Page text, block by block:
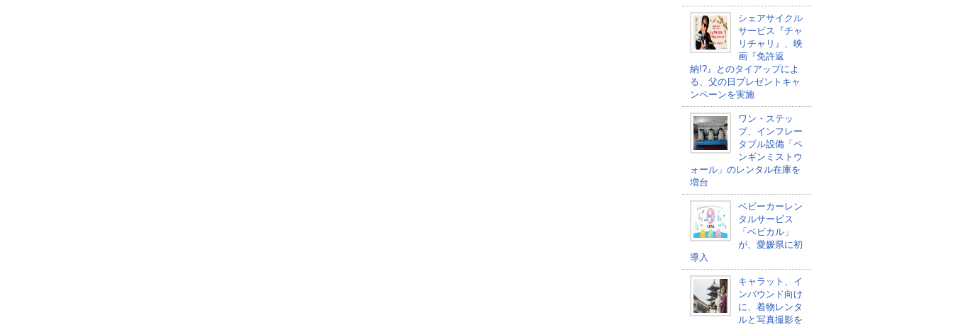
シェアサイクル
サービス『チャ
リチャリ』、映
画『免許返
納!?』とのタイアップによ
る、父の日プレゼントキャ
ンペーンを実施
ワン・ステッ
プ、インフレー
タブル設備「ペ
ンギンミストウ
ォール」のレンタル在庫を
増台
ベビーカーレン
タルサービス
「ベビカル」
が、愛媛県に初
導入
キャラット、イ
ンバウンド向け
に、着物レンタ
ルと写真撮影を